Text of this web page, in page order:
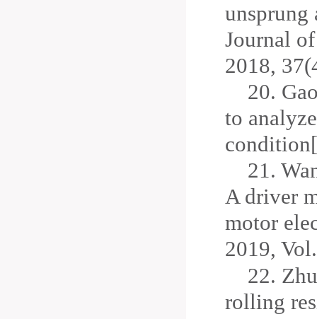
unsprung
Journal
2018,
20.
to
21.
A driver
motor
2019,
22.
rolling